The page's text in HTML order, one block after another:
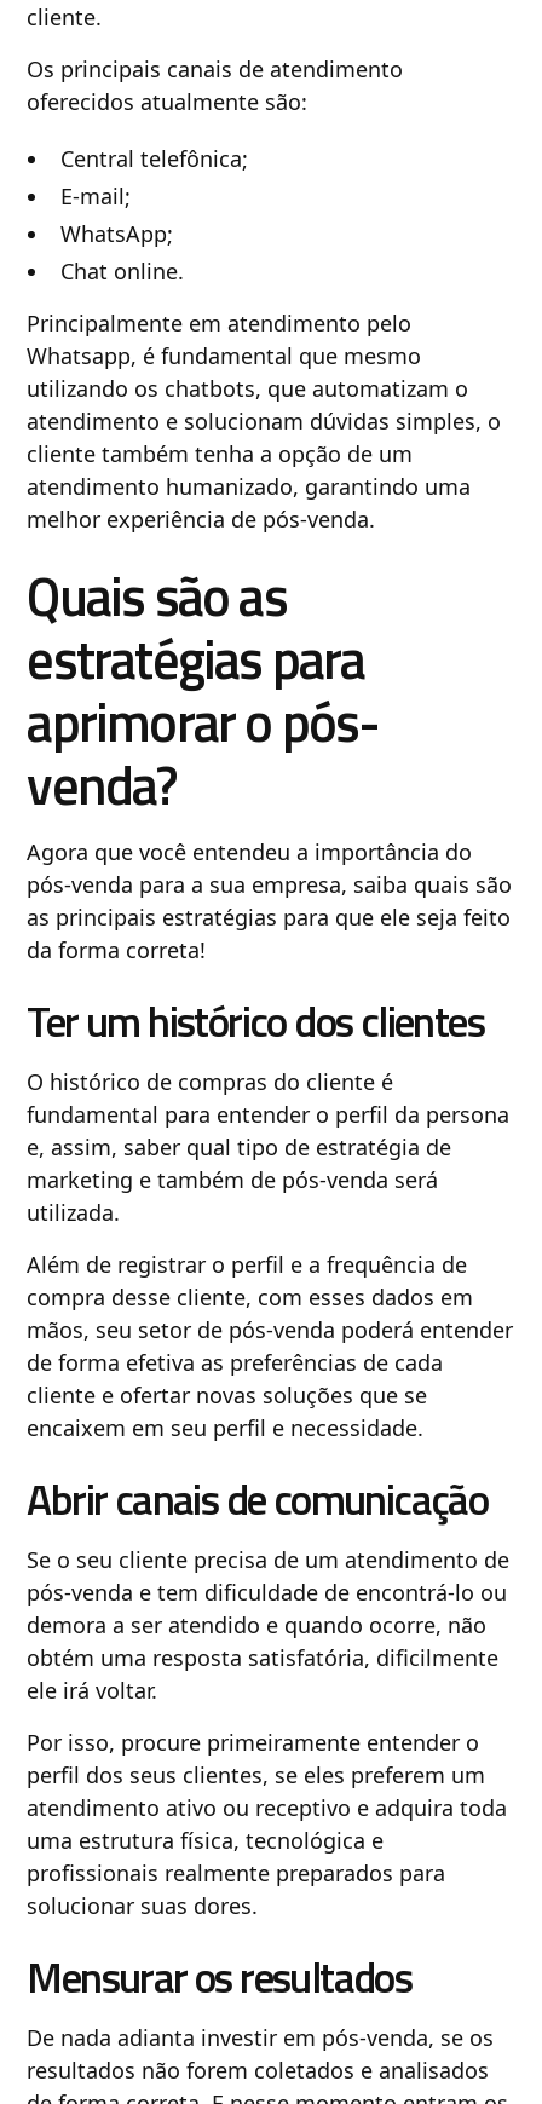
cliente.
Os principais canais de atendimento
oferecidos atualmente são:
Central telefônica;
E-mail;
WhatsApp;
Chat online.
Principalmente em atendimento pelo
Whatsapp, é fundamental que mesmo
utilizando os chatbots, que automatizam o
atendimento e solucionam dúvidas simples, o
cliente também tenha a opção de um
atendimento humanizado, garantindo uma
melhor experiência de pós-venda.
Quais são as
estratégias para
aprimorar o pós-
venda?
Agora que você entendeu a importância do
pós-venda para a sua empresa, saiba quais são
as principais estratégias para que ele seja feito
da forma correta!
Ter um histórico dos clientes
O histórico de compras do cliente é
fundamental para entender o perfil da persona
e, assim, saber qual tipo de estratégia de
marketing e também de pós-venda será
utilizada.
Além de registrar o perfil e a frequência de
compra desse cliente, com esses dados em
mãos, seu setor de pós-venda poderá entender
de forma efetiva as preferências de cada
cliente e ofertar novas soluções que se
encaixem em seu perfil e necessidade.
Abrir canais de comunicação
Se o seu cliente precisa de um atendimento de
pós-venda e tem dificuldade de encontrá-lo ou
demora a ser atendido e quando ocorre, não
obtém uma resposta satisfatória, dificilmente
ele irá voltar.
Por isso, procure primeiramente entender o
perfil dos seus clientes, se eles preferem um
atendimento ativo ou receptivo e adquira toda
uma estrutura física, tecnológica e
profissionais realmente preparados para
solucionar suas dores.
Mensurar os resultados
De nada adianta investir em pós-venda, se os
resultados não forem coletados e analisados